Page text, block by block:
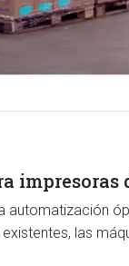
impresoras
automatización
las